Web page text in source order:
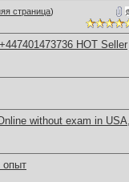
страница)
HOT Seller
without exam in USA,
опыт